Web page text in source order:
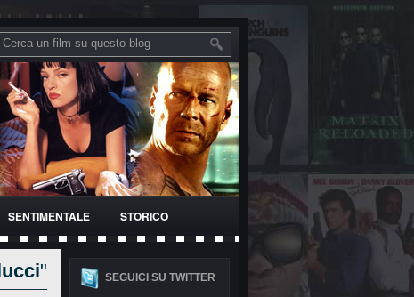
SENTIMENTALE STORICO
" SEGUICI SU TWITTER